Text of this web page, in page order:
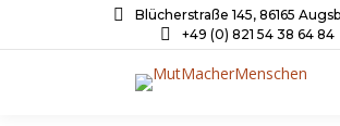
Blücherstraße 145, 86165
+49 (0) 821 54 38 64 84